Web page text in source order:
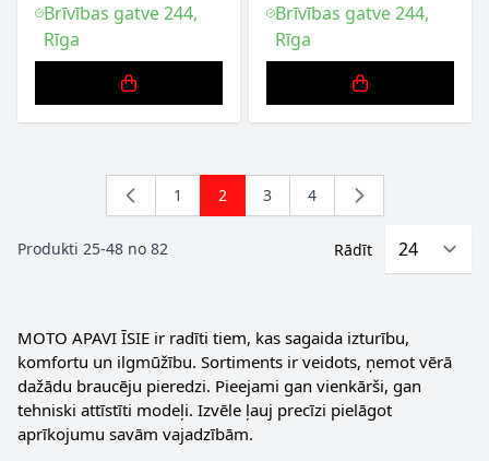
Brīvības gatve 244,
Rīga
Brīvības gatve 244,
Rīga
Produkti 25-48 no 82
Lapa
1 You're currently reading page
2 Lapa
3 Lapa
4
Rādīt
MOTO APAVI ĪSIE ir radīti tiem, kas sagaida izturību,
komfortu un ilgmūžību. Sortiments ir veidots, ņemot vērā
dažādu braucēju pieredzi. Pieejami gan vienkārši, gan
tehniski attīstīti modeļi. Izvēle ļauj precīzi pielāgot
aprīkojumu savām vajadzībām.